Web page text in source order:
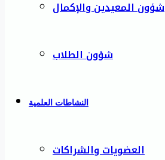
شؤون المعيدين والإكمال
شؤون الطلاب
النشاطات العلمية
العضويات والشراكات